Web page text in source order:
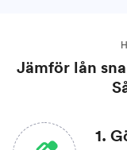
Jämför lån
1.